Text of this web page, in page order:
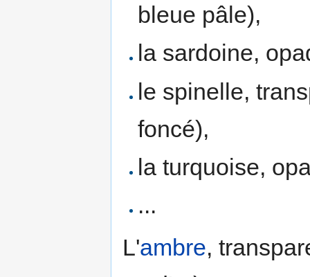
bleue pâle),
la sardoine,
le spinelle,
foncé),
la turquoise,
...
L'ambre,